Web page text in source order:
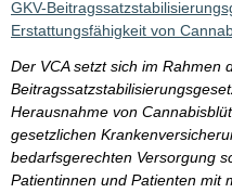
GKV-
Erstattungsfähigkeit von
Der VCA setzt sich im Rahmen
Herausnahme von
gesetzlichen
bedarfsgerechten Versorgung
Patientinnen und Patienten mit